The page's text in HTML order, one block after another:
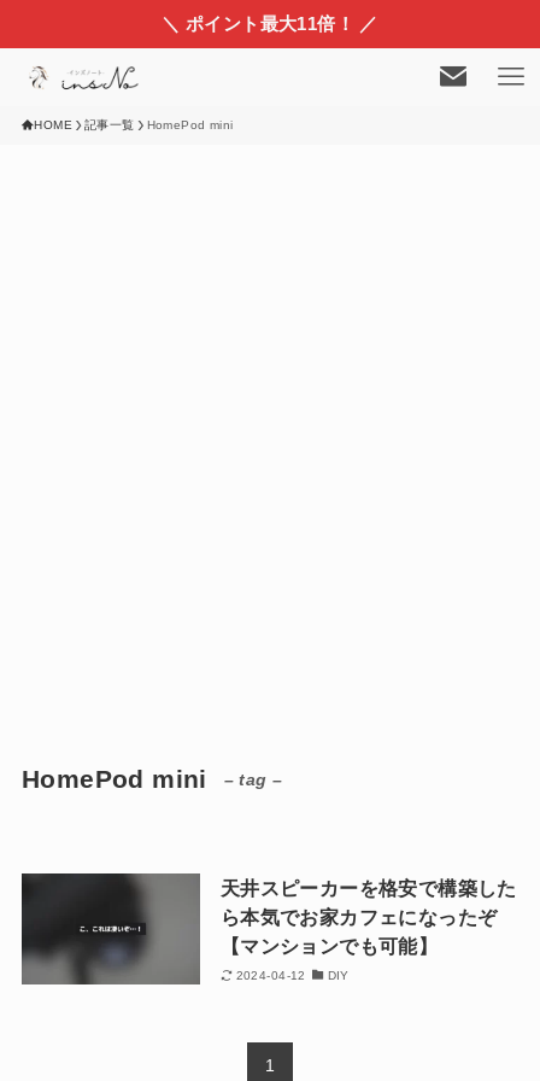
＼ ポイント最大11倍！ ／
HOME 記事一覧 HomePod mini
HomePod mini – tag –
天井スピーカーを格安で構築した
ら本気でお家カフェになったぞ
【マンションでも可能】
2024-04-12 DIY
1